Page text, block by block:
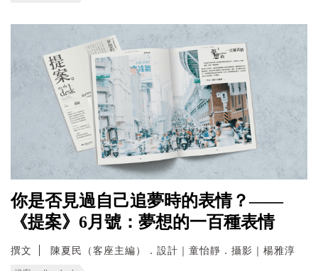
你是否見過自己追夢時的表情？——
《提案》6月號：夢想的一百種表情
撰文 陳夏民（客座主編）．設計｜童怡靜．攝影｜楊雅淳